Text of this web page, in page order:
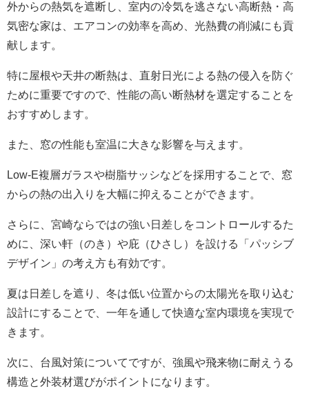
外からの熱気を遮断し、室内の冷気を逃さない高断熱・高
気密な家は、エアコンの効率を高め、光熱費の削減にも貢
献します。
特に屋根や天井の断熱は、直射日光による熱の侵入を防ぐ
ために重要ですので、性能の高い断熱材を選定することを
おすすめします。
また、窓の性能も室温に大きな影響を与えます。
Low-E複層ガラスや樹脂サッシなどを採用することで、窓
からの熱の出入りを大幅に抑えることができます。
さらに、宮崎ならではの強い日差しをコントロールするた
めに、深い軒（のき）や庇（ひさし）を設ける「パッシブ
デザイン」の考え方も有効です。
夏は日差しを遮り、冬は低い位置からの太陽光を取り込む
設計にすることで、一年を通して快適な室内環境を実現で
きます。
次に、台風対策についてですが、強風や飛来物に耐えうる
構造と外装材選びがポイントになります。